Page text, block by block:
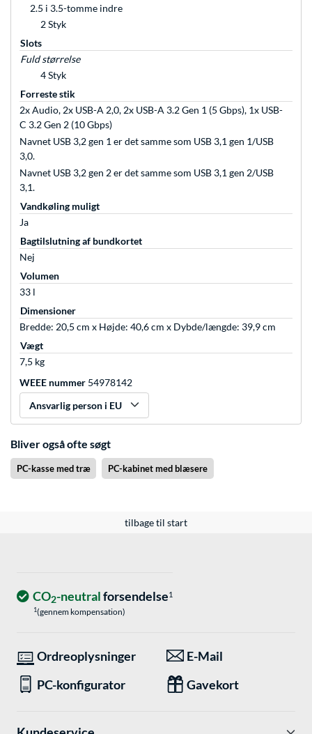
2.5 i 3.5-tomme indre
2 Styk
Slots
Fuld størrelse
4 Styk
Forreste stik
2x Audio, 2x USB-A 2,0, 2x USB-A 3.2 Gen 1 (5 Gbps), 1x USB-
C 3.2 Gen 2 (10 Gbps)
Navnet USB 3,2 gen 1 er det samme som USB 3,1 gen 1/USB
3,0.
Navnet USB 3,2 gen 2 er det samme som USB 3,1 gen 2/USB
3,1.
Vandkøling muligt
Ja
Bagtilslutning af bundkortet
Nej
Volumen
33 l
Dimensioner
Bredde: 20,5 cm x Højde: 40,6 cm x Dybde/længde: 39,9 cm
Vægt
7,5 kg
WEEE nummer 54978142
Ansvarlig person i EU
Bliver også ofte søgt
PC-kasse med træ PC-kabinet med blæsere
tilbage til start
CO2-neutralforsendelse1
1(gennem kompensation)
Ordreoplysninger
E-Mail
PC-konfigurator
Gavekort